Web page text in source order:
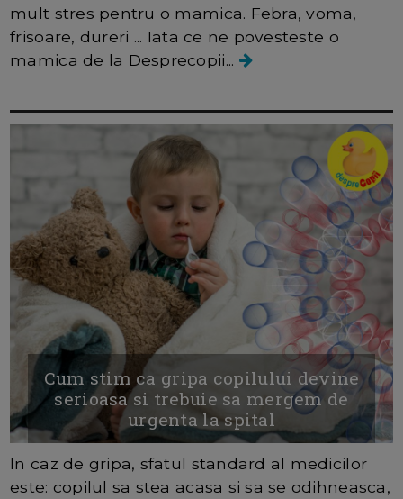
mult stres pentru o mamica. Febra, voma,
frisoare, dureri ... Iata ce ne povesteste o
mamica de la Desprecopii...
Cum stim ca gripa copilului devine
serioasa si trebuie sa mergem de
urgenta la spital
In caz de gripa, sfatul standard al medicilor
este: copilul sa stea acasa si sa se odihneasca,